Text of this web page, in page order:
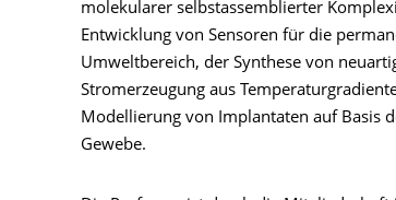
molekularer selbstassemblierter
Entwicklung von Sensoren für die
Umweltbereich, der Synthese von
Stromerzeugung aus
Modellierung von Implantaten auf Basis
Gewebe.